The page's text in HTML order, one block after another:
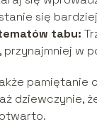
się
tabu:
przynajmniej w
pamiętanie
dziewczynie,